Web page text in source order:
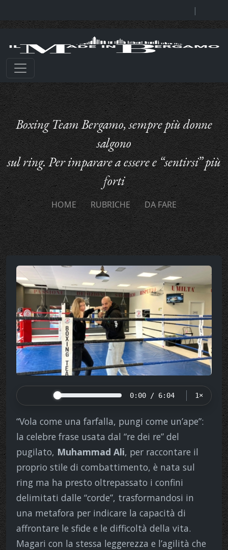
|
Boxing Team Bergamo, sempre più donne
salgono
sul ring. Per imparare a essere e “sentirsi” più
forti
HOME RUBRICHE DA FARE
0:00 / 6:04 1×
“Vola come una farfalla, pungi come un’ape”:
la celebre frase usata dal “re dei re” del
pugilato, Muhammad Ali, per raccontare il
proprio stile di combattimento, è nata sul
ring ma ha presto oltrepassato i confini
delimitati dalle “corde”, trasformandosi in
una metafora per indicare la capacità di
affrontare le sfide e le difficoltà della vita.
Magari con la stessa leggerezza e l’agilità che